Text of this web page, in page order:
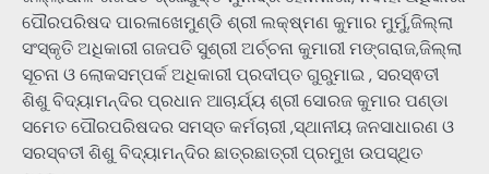
ପୌରପରିଷଦ ପାରଳାଖେମୁଣ୍ଡି ଶ୍ରୀ ଲକ୍ଷ୍ମଣ କୁମାର ମୁର୍ମୁ,ଜିଲ୍ଲା
ସଂସ୍କୃତି ଅଧିକାରୀ ଗଜପତି ସୁଶ୍ରୀ ଅର୍ଚ୍ଚନା କୁମାରୀ ମଙ୍ଗରାଜ,ଜିଲ୍ଲା
ସୂଚନା ଓ ଲୋକସମ୍ପର୍କ ଅଧିକାରୀ ପ୍ରଦୀପ୍ତ ଗୁରୁମାଇ , ସରସ୍ଵତୀ
ଶିଶୁ ବିଦ୍ୟାମନ୍ଦିର ପ୍ରଧାନ ଆଚାର୍ଯ୍ୟ ଶ୍ରୀ ସୋରଜ କୁମାର ପଣ୍ଡା
ସମେତ ପୌରପରିଷଦର ସମସ୍ତ କର୍ମଚାରୀ ,ସ୍ଥାନୀୟ ଜନସାଧାରଣ ଓ
ସରସ୍ବତୀ ଶିଶୁ ବିଦ୍ୟାମନ୍ଦିର ଛାତ୍ରଛାତ୍ରୀ ପ୍ରମୁଖ ଉପସ୍ଥିତ